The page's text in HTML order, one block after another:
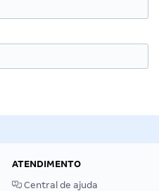
ATENDIMENTO
Central de ajuda